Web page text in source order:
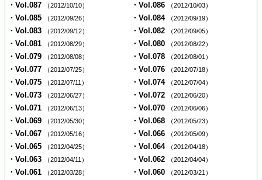
・Vol.087 （2012/10/10） ・Vol.086 （2012/10/03）
・Vol.085 （2012/09/26） ・Vol.084 （2012/09/19）
・Vol.083 （2012/09/12） ・Vol.082 （2012/09/05）
・Vol.081 （2012/08/29） ・Vol.080 （2012/08/22）
・Vol.079 （2012/08/08） ・Vol.078 （2012/08/01）
・Vol.077 （2012/07/25） ・Vol.076 （2012/07/18）
・Vol.075 （2012/07/11） ・Vol.074 （2012/07/04）
・Vol.073 （2012/06/27） ・Vol.072 （2012/06/20）
・Vol.071 （2012/06/13） ・Vol.070 （2012/06/06）
・Vol.069 （2012/05/30） ・Vol.068 （2012/05/23）
・Vol.067 （2012/05/16） ・Vol.066 （2012/05/09）
・Vol.065 （2012/04/25） ・Vol.064 （2012/04/18）
・Vol.063 （2012/04/11） ・Vol.062 （2012/04/04）
・Vol.061 （2012/03/28） ・Vol.060 （2012/03/21）